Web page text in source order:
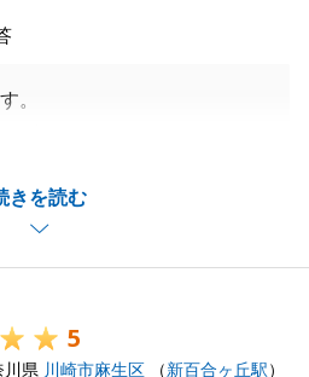
きを読む
。
いたします。
閉じる 5
川県 川崎市麻生区 （新百合ヶ丘駅）